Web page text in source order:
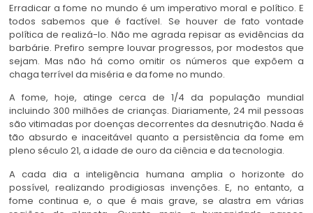
Erradicar a fome no mundo é um imperativo moral e político. E
todos sabemos que é factível. Se houver de fato vontade
política de realizá-lo. Não me agrada repisar as evidências da
barbárie. Prefiro sempre louvar progressos, por modestos que
sejam. Mas não há como omitir os números que expõem a
chaga terrível da miséria e da fome no mundo.
A fome, hoje, atinge cerca de 1/4 da população mundial
incluindo 300 milhões de crianças. Diariamente, 24 mil pessoas
são vitimadas por doenças decorrentes da desnutrição. Nada é
tão absurdo e inaceitável quanto a persistência da fome em
pleno século 21, a idade de ouro da ciência e da tecnologia.
A cada dia a inteligência humana amplia o horizonte do
possível, realizando prodigiosas invenções. E, no entanto, a
fome continua e, o que é mais grave, se alastra em várias